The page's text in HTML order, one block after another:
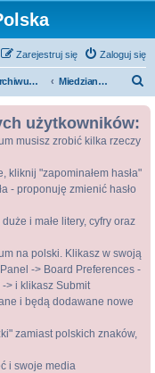
Zaloguj się
Zarejestruj się
Archiwum zlotów Miedziana Góra 2009 - Archiwum
użytkowników:
musisz zrobić kilka rzeczy
"zapominałem hasła"
- proponuję zmienić hasło
i małe litery, cyfry oraz
na polski. Klikasz w swoją
-> Board Preferences -
> i klikasz Submit
i będą dodawane nowe
zamiast polskich znaków,
i swoje media